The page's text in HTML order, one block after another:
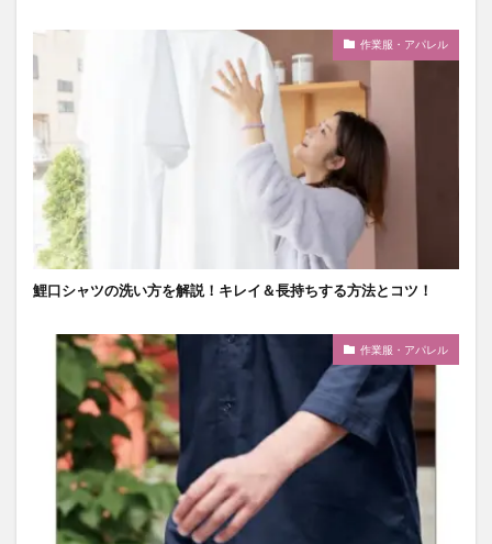
作業服・アパレル
鯉口シャツの洗い方を解説！キレイ＆長持ちする方法とコツ！
作業服・アパレル